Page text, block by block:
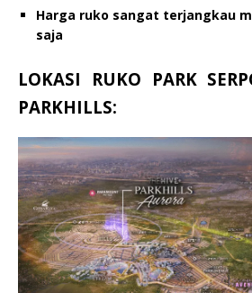
Harga ruko sangat terjangkau
saja
LOKASI RUKO PARK
PARKHILLS: